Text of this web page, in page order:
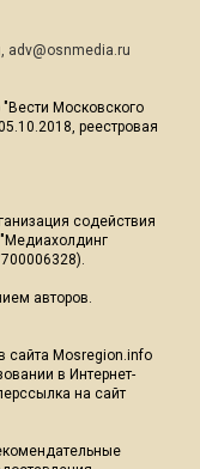
, adv@osnmedia.ru
Московского
реестровая
содействия
авторов.
сайта Mosregion.info
в Интернет-
на сайт